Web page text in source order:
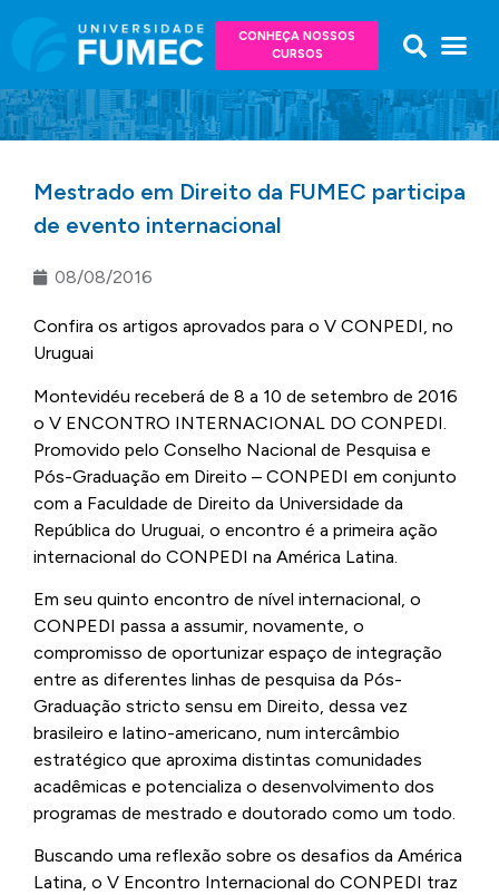
CONHEÇA NOSSOS
CURSOS
Mestrado em Direito da FUMEC participa
de evento internacional
08/08/2016
Confira os artigos aprovados para o V CONPEDI, no
Uruguai
Montevidéu receberá de 8 a 10 de setembro de 2016
o V ENCONTRO INTERNACIONAL DO CONPEDI.
Promovido pelo Conselho Nacional de Pesquisa e
Pós-Graduação em Direito – CONPEDI em conjunto
com a Faculdade de Direito da Universidade da
República do Uruguai, o encontro é a primeira ação
internacional do CONPEDI na América Latina.
Em seu quinto encontro de nível internacional, o
CONPEDI passa a assumir, novamente, o
compromisso de oportunizar espaço de integração
entre as diferentes linhas de pesquisa da Pós-
Graduação stricto sensu em Direito, dessa vez
brasileiro e latino-americano, num intercâmbio
estratégico que aproxima distintas comunidades
acadêmicas e potencializa o desenvolvimento dos
programas de mestrado e doutorado como um todo.
Buscando uma reflexão sobre os desafios da América
Latina, o V Encontro Internacional do CONPEDI traz